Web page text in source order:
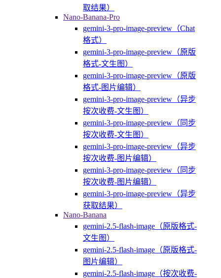
取结果）
Nano-Banana-Pro
gemini-3-pro-image-preview（Chat
格式）
gemini-3-pro-image-preview（原版
格式-文生图）
gemini-3-pro-image-preview（原版
格式-图片编辑）
gemini-3-pro-image-preview（异步
按次收费-文生图）
gemini-3-pro-image-preview（同步
按次收费-文生图）
gemini-3-pro-image-preview（异步
按次收费-图片编辑）
gemini-3-pro-image-preview（同步
按次收费-图片编辑）
gemini-3-pro-image-preview（异步
获取结果）
Nano-Banana
gemini-2.5-flash-image（原版格式-
文生图）
gemini-2.5-flash-image（原版格式-
图片编辑）
gemini-2.5-flash-image（按次收费-